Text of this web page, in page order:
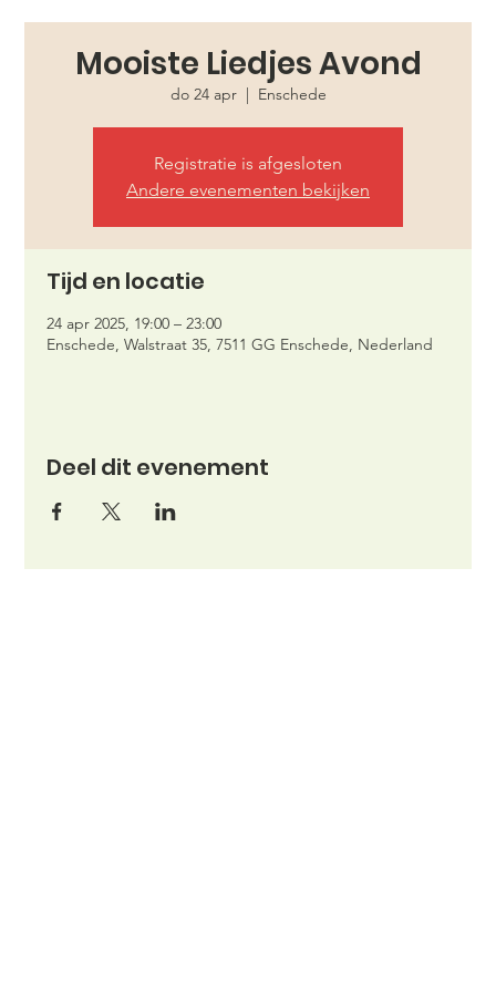
Mooiste Liedjes Avond
do 24 apr
  |
Enschede
Registratie is afgesloten
Andere evenementen bekijken
Tijd en locatie
24 apr 2025, 19:00 – 23:00
Enschede, Walstraat 35, 7511 GG Enschede, Nederland
Deel dit evenement